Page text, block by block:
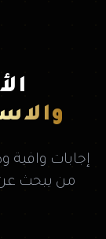
إجابات وافية
من يبحث